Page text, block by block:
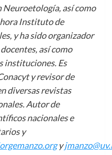
así como
Instituto de
y ha sido organizador
así como
instituciones. Es
y revisor de
diversas revistas
Autor de
nacionales e
y
y